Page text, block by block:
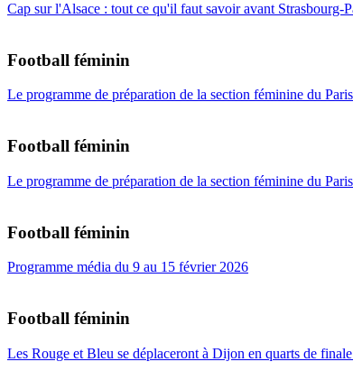
Cap sur l'Alsace : tout ce qu'il faut savoir avant Strasbourg-
Football féminin
Le programme de préparation de la section féminine du
Football féminin
Le programme de préparation de la section féminine du
Football féminin
Programme média du 9 au 15 février 2026
Football féminin
Les Rouge et Bleu se déplaceront à Dijon en quarts de